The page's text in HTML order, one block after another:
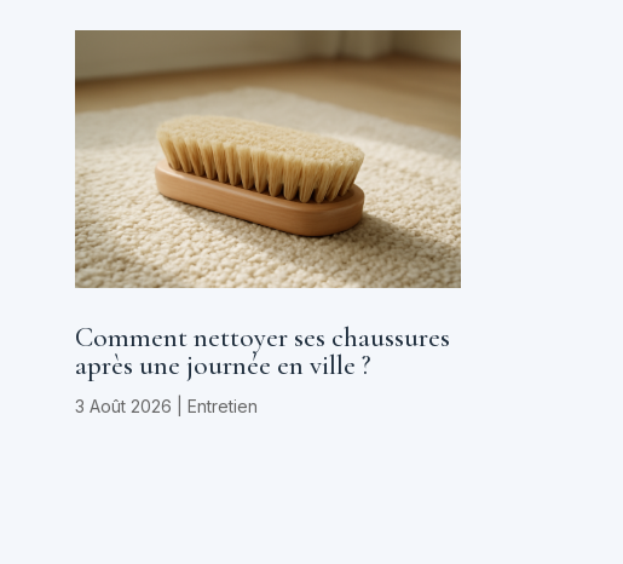
Comment nettoyer ses chaussures
après une journée en ville ?
3 Août 2026 Entretien